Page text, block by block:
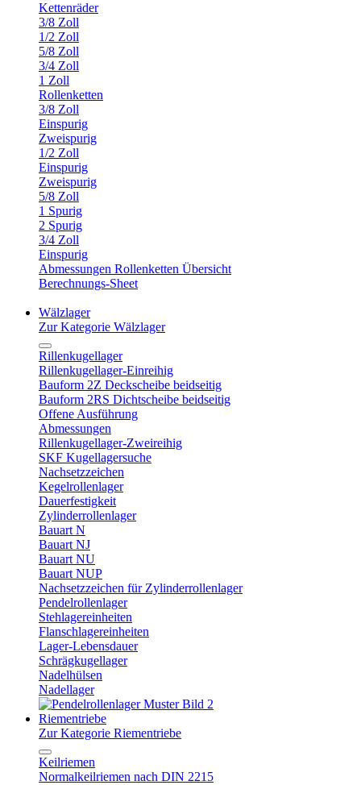
Kettenräder
3/8 Zoll
1/2 Zoll
5/8 Zoll
3/4 Zoll
1 Zoll
Rollenketten
3/8 Zoll
Einspurig
Zweispurig
1/2 Zoll
Einspurig
Zweispurig
5/8 Zoll
1 Spurig
2 Spurig
3/4 Zoll
Einspurig
Abmessungen Rollenketten Übersicht
Berechnungs-Sheet
Wälzlager
Zur Kategorie Wälzlager
Rillenkugellager
Rillenkugellager-Einreihig
Bauform 2Z Deckscheibe beidseitig
Bauform 2RS Dichtscheibe beidseitig
Offene Ausführung
Abmessungen
Rillenkugellager-Zweireihig
SKF Kugellagersuche
Nachsetzzeichen
Kegelrollenlager
Dauerfestigkeit
Zylinderrollenlager
Bauart N
Bauart NJ
Bauart NU
Bauart NUP
Nachsetzzeichen für Zylinderrollenlager
Pendelrollenlager
Stehlagereinheiten
Flanschlagereinheiten
Lager-Lebensdauer
Schrägkugellager
Nadelhülsen
Nadellager
Riementriebe
Zur Kategorie Riementriebe
Keilriemen
Normalkeilriemen nach DIN 2215